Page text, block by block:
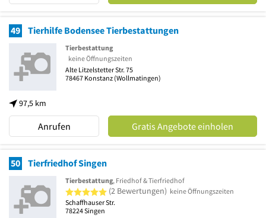
49 Tierhilfe Bodensee Tierbestattungen
97,5 km
Tierbestattung
keine Öffnungszeiten
Alte Litzelstetter Str. 75
78467 Konstanz (Wollmatingen)
Anrufen Gratis Angebote einholen
50 Tierfriedhof Singen
Tierbestattung, Friedhof & Tierfriedhof
5 von 5 Sternen
(2 Bewertungen) keine Öffnungszeiten
Schaffhauser Str.
78224Singen